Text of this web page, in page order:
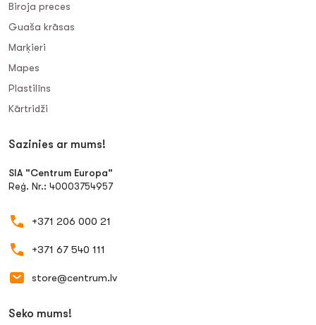
Biroja preces
Guaša krāsas
Marķieri
Mapes
Plastilīns
Kārtridži
Sazinies ar mums!
SIA "Centrum Europa"
Reģ. Nr.: 40003754957
+371 206 000 21
+371 67 540 111
store@centrum.lv
Seko mums!